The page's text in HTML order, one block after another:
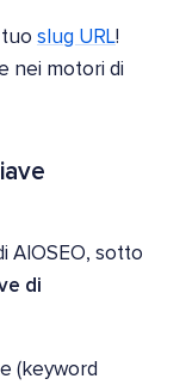
slug URL!
nei motori di
AIOSEO, sotto
di
(keyword